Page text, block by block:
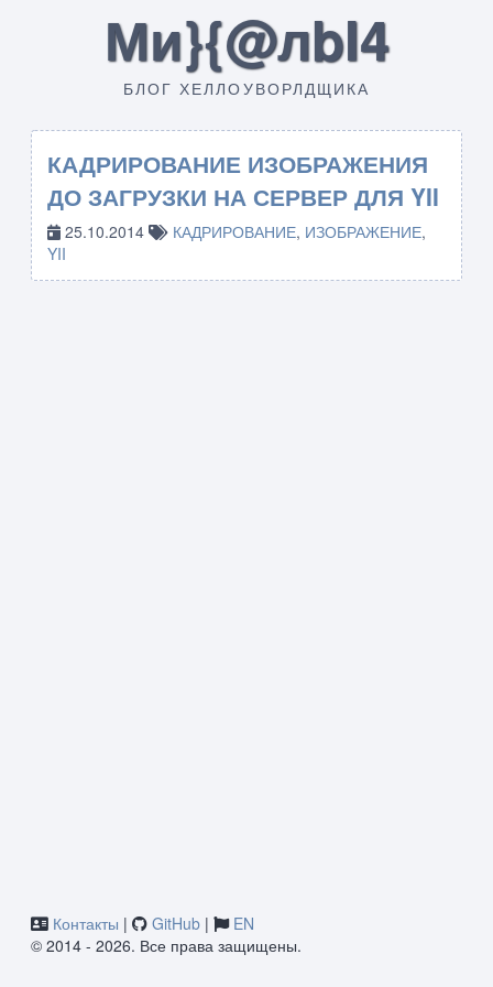
Ми}{@лbI4
БЛОГ ХЕЛЛОУВОРЛДЩИКА
КАДРИРОВАНИЕ ИЗОБРАЖЕНИЯ
ДО ЗАГРУЗКИ НА СЕРВЕР ДЛЯ YII
25.10.2014 КАДРИРОВАНИЕ, ИЗОБРАЖЕНИЕ,
YII
Контакты | GitHub |
EN
© 2014 - 2026. Все права защищены.